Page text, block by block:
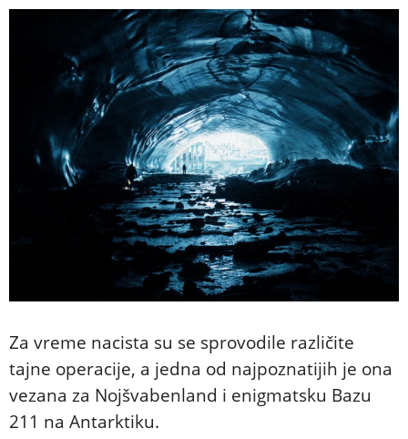
Za vreme nacista su se sprovodile različite
tajne operacije, a jedna od najpoznatijih je ona
vezana za Nojšvabenland i enigmatsku Bazu
211 na Antarktiku.